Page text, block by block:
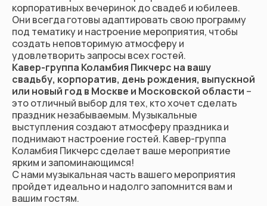
корпоративных вечеринок до свадеб и юбилеев.
Они всегда готовы адаптировать свою программу
под тематику и настроение мероприятия, чтобы
создать неповторимую атмосферу и
удовлетворить запросы всех гостей.
Кавер-группа Коламбия Пикчерс на вашу
свадьбу, корпоратив, день рождения, выпускной
или новый год в Москве и Московской области –
это отличный выбор для тех, кто хочет сделать
праздник незабываемым. Музыкальные
выступления создают атмосферу праздника и
поднимают настроение гостей. Кавер-группа
Коламбия Пикчерс сделает ваше мероприятие
ярким и запоминающимся!
С нами музыкальная часть вашего мероприятия
пройдет идеально и надолго запомнится вам и
вашим гостям.